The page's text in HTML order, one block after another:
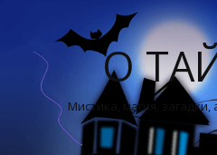
О
Мистика, магия,